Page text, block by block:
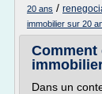
20 ans /
immobilier sur 20
Dans un